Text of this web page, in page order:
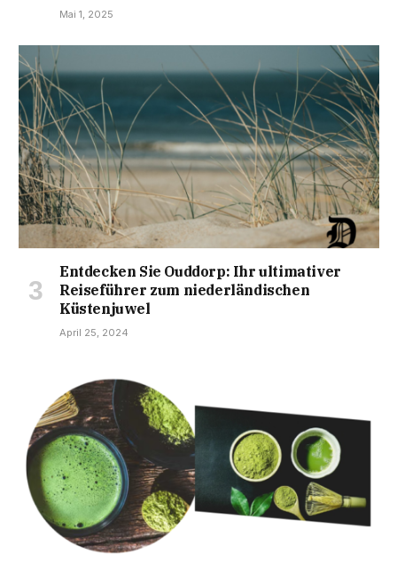
Mai 1, 2025
Entdecken Sie Ouddorp: Ihr ultimativer
Reiseführer zum niederländischen
Küstenjuwel
April 25, 2024